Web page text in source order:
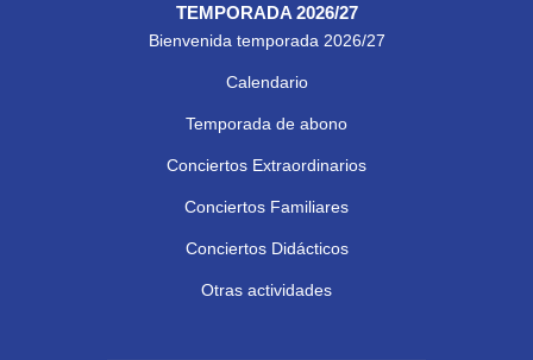
TEMPORADA 2026/27
Bienvenida temporada 2026/27
Calendario
Temporada de abono
Conciertos Extraordinarios
Conciertos Familiares
Conciertos Didácticos
Otras actividades